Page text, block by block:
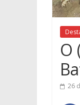
O
26